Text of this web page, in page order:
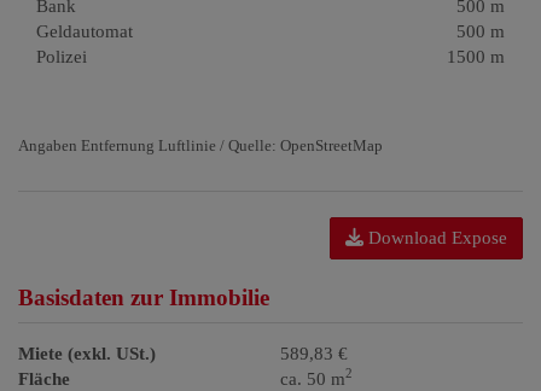
Bank
500 m
Geldautomat
500 m
Polizei
1500 m
Angaben Entfernung Luftlinie / Quelle: OpenStreetMap
Download Expose
Basisdaten zur Immobilie
Miete (exkl. USt.)
589,83 €
Fläche
ca. 50 m2